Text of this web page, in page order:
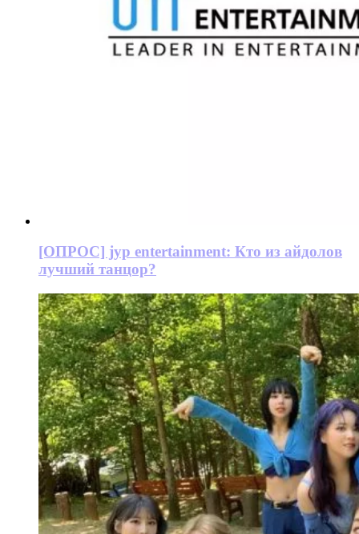
[ОПРОС] jyp entertainment: Кто из айдолов
лучший танцор?